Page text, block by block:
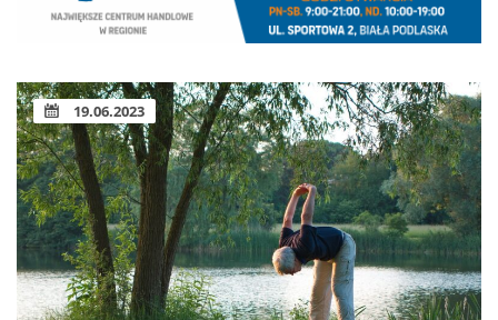
19.06.2023